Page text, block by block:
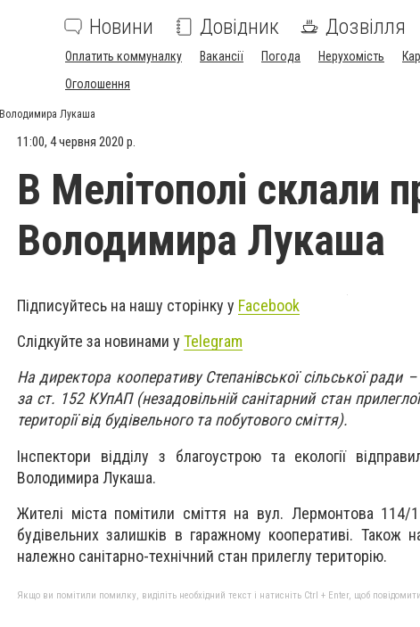
Новини Довідник Дозвілля
Оплатить коммуналку Вакансії Погода Нерухомість
Оголошення
Володимира Лукаша
11:00, 4 червня 2020 р.
В Мелітополі склали
Володимира Лукаша
Підписуйтесь на нашу сторінку у Facebook
Слідкуйте за новинами у Telegram
На директора кооперативу Степанівської сільської ради –
за ст. 152 КУпАП (незадовільній санітарний стан
території від будівельного та побутового сміття).
Інспектори відділу з благоустрою та екології
Володимира Лукаша.
Жителі міста помітили сміття на вул. Лермонтова
будівельних залишків в гаражному кооперативі.
належно санітарно-технічний стан прилеглу територію.
Якщо ви помітили помилку, виділіть необхідний текст і натисніть Ctrl + Enter, щоб